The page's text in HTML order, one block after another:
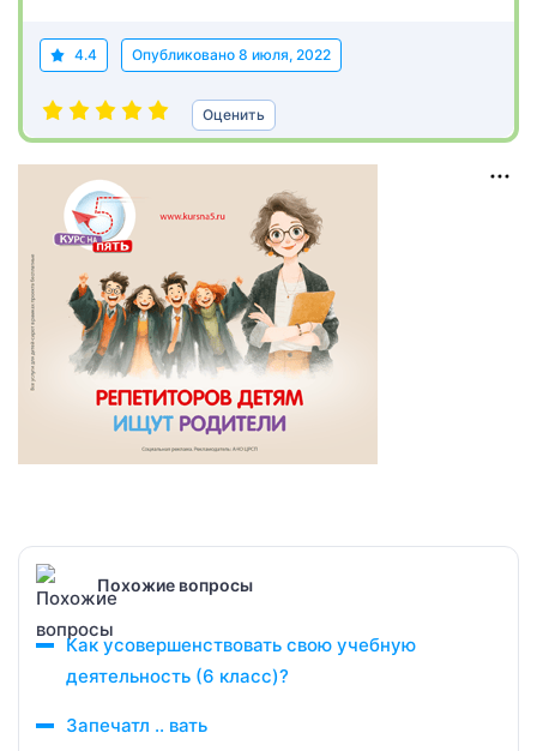
4.4 Опубликовано 8 июля, 2022
Оценить
Похожие вопросы
Как усовершенствовать свою учебную
деятельность (6 класс)?
Запечатл .. вать